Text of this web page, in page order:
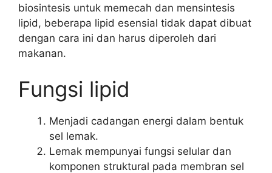
biosintesis untuk memecah dan mensintesis
lipid, beberapa lipid esensial tidak dapat dibuat
dengan cara ini dan harus diperoleh dari
makanan.
Fungsi lipid
Menjadi cadangan energi dalam bentuk
sel lemak.
Lemak mempunyai fungsi selular dan
komponen struktural pada membran sel